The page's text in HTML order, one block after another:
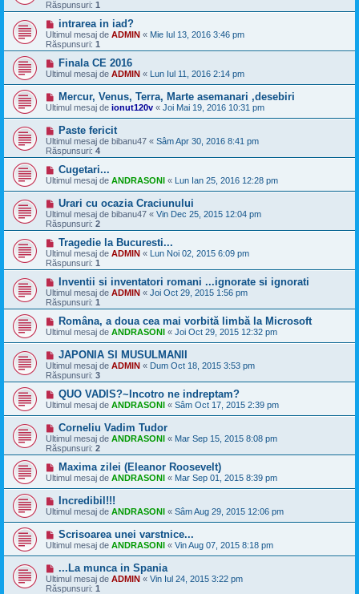
Răspunsuri: 1
intrarea in iad?
Ultimul mesaj de ADMIN « Mie Iul 13, 2016 3:46 pm
Răspunsuri: 1
Finala CE 2016
Ultimul mesaj de ADMIN « Lun Iul 11, 2016 2:14 pm
Mercur, Venus, Terra, Marte asemanari ,desebiri
Ultimul mesaj de ionut120v « Joi Mai 19, 2016 10:31 pm
Paste fericit
Ultimul mesaj de bibanu47 « Sâm Apr 30, 2016 8:41 pm
Răspunsuri: 4
Cugetari...
Ultimul mesaj de ANDRASONI « Lun Ian 25, 2016 12:28 pm
Urari cu ocazia Craciunului
Ultimul mesaj de bibanu47 « Vin Dec 25, 2015 12:04 pm
Răspunsuri: 2
Tragedie la Bucuresti...
Ultimul mesaj de ADMIN « Lun Noi 02, 2015 6:09 pm
Răspunsuri: 1
Inventii si inventatori romani ...ignorate si ignorati
Ultimul mesaj de ADMIN « Joi Oct 29, 2015 1:56 pm
Răspunsuri: 1
Româna, a doua cea mai vorbită limbă la Microsoft
Ultimul mesaj de ANDRASONI « Joi Oct 29, 2015 12:32 pm
JAPONIA SI MUSULMANII
Ultimul mesaj de ADMIN « Dum Oct 18, 2015 3:53 pm
Răspunsuri: 3
QUO VADIS?~Incotro ne indreptam?
Ultimul mesaj de ANDRASONI « Sâm Oct 17, 2015 2:39 pm
Corneliu Vadim Tudor
Ultimul mesaj de ANDRASONI « Mar Sep 15, 2015 8:08 pm
Răspunsuri: 2
Maxima zilei (Eleanor Roosevelt)
Ultimul mesaj de ANDRASONI « Mar Sep 01, 2015 8:39 pm
Incredibil!!!
Ultimul mesaj de ANDRASONI « Sâm Aug 29, 2015 12:06 pm
Scrisoarea unei varstnice...
Ultimul mesaj de ANDRASONI « Vin Aug 07, 2015 8:18 pm
...La munca in Spania
Ultimul mesaj de ADMIN « Vin Iul 24, 2015 3:22 pm
Răspunsuri: 1